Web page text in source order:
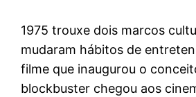
1975 trouxe dois marcos
mudaram hábitos de
filme que inaugurou o
blockbuster chegou aos